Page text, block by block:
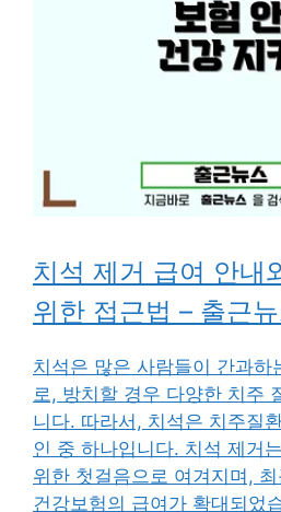
치석 제거 급여 안내
위한 접근법 – 출근
치석은 많은 사람들이 간과하
로, 방치할 경우 다양한 치주
니다. 따라서, 치석은 치주질
인 중 하나입니다. 치석 제거
위한 첫걸음으로 여겨지며,
건강보험의 급여가 확대되었